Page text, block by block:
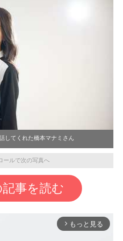
してくれた橋本マナミさん
ールで次の写真へ
事を読む
arrow_forward_ios もっと見る